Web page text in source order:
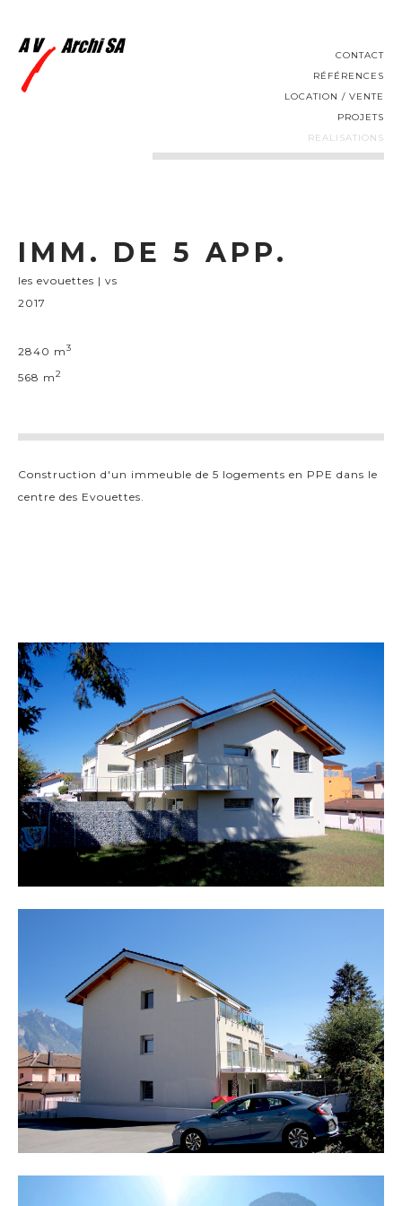
CONTACT
RÉFÉRENCES
LOCATION / VENTE
PROJETS
REALISATIONS
IMM. DE 5 APP.
les evouettes | vs
2017
2840 m3
568 m2
Construction d'un immeuble de 5 logements en PPE dans le
centre des Evouettes.